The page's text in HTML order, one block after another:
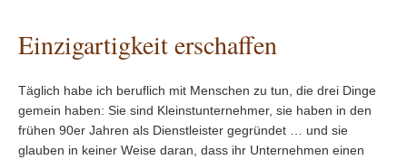
Einzigartigkeit erschaffen
Täglich habe ich beruflich mit Menschen zu tun, die drei Dinge
gemein haben: Sie sind Kleinstunternehmer, sie haben in den
frühen 90er Jahren als Dienstleister gegründet … und sie
glauben in keiner Weise daran, dass ihr Unternehmen einen